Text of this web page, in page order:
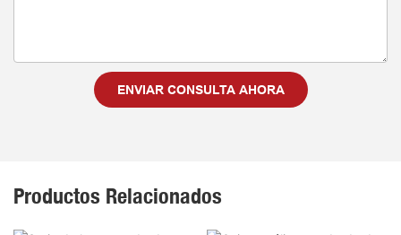
ENVIAR CONSULTA AHORA
Productos Relacionados